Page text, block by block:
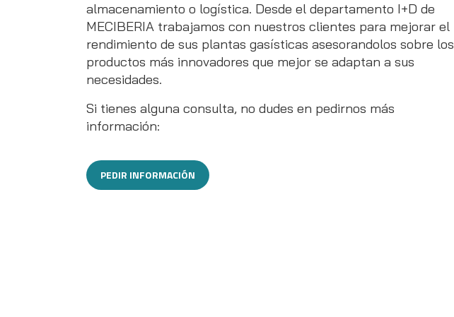
almacenamiento o logística. Desde el departamento I+D de
MECIBERIA trabajamos con nuestros clientes para mejorar el
rendimiento de sus plantas gasísticas asesorandolos sobre los
productos más innovadores que mejor se adaptan a sus
necesidades.
Si tienes alguna consulta, no dudes en pedirnos más
información:
PEDIR INFORMACIÓN